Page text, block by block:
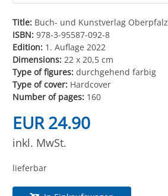
Title: Buch- und Kunstverlag Oberpfalz
ISBN: 978-3-95587-092-8
Edition: 1. Auflage 2022
Dimensions: 22 x 20,5 cm
Type of figures: durchgehend farbig
Type of cover: Hardcover
Number of pages: 160
EUR 24.90
inkl. MwSt.
lieferbar